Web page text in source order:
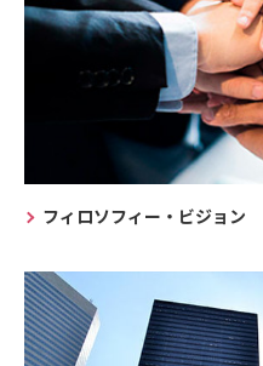
フィロソフィー・ビジョン